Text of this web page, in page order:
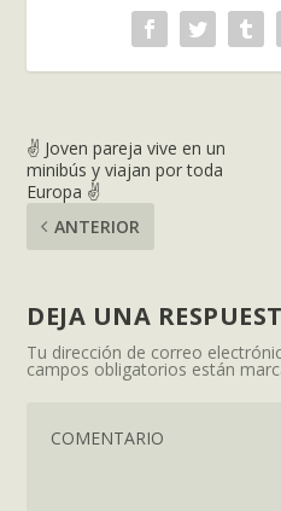
✌ Joven pareja vive en un
minibús y viajan por toda
Europa ✌
ANTERIOR
DEJA UNA
Tu dirección de correo
campos obligatorios están